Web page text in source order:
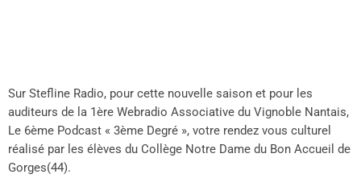
Sur Stefline Radio, pour cette nouvelle saison et pour les
auditeurs de la 1ère Webradio Associative du Vignoble Nantais,
Le 6ème Podcast « 3ème Degré », votre rendez vous culturel
réalisé par les élèves du Collège Notre Dame du Bon Accueil de
Gorges(44).